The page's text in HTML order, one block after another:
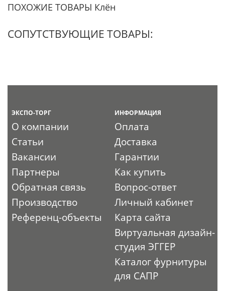
ПОХОЖИЕ ТОВАРЫ Клён
СОПУТСТВУЮЩИЕ ТОВАРЫ:
ЭКСПО-ТОРГ
О компании
Статьи
Вакансии
Партнеры
Обратная связь
Производство
Референц-объекты
ИНФОРМАЦИЯ
Оплата
Доставка
Гарантии
Как купить
Вопрос-ответ
Личный кабинет
Карта сайта
Виртуальная дизайн-
студия ЭГГЕР
Каталог фурнитуры
для САПР